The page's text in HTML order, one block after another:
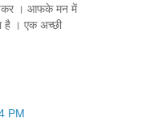
। आफके मन में
है । एक अच्छी
PM